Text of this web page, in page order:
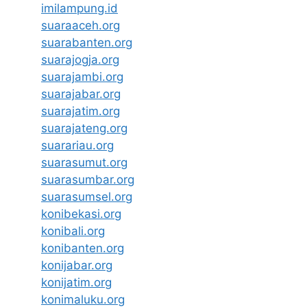
imilampung.id
suaraaceh.org
suarabanten.org
suarajogja.org
suarajambi.org
suarajabar.org
suarajatim.org
suarajateng.org
suarariau.org
suarasumut.org
suarasumbar.org
suarasumsel.org
konibekasi.org
konibali.org
konibanten.org
konijabar.org
konijatim.org
konimaluku.org